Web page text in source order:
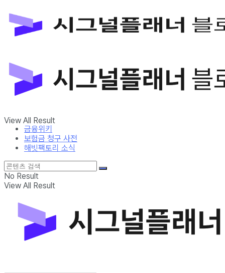
보험금 청구 사전
해빗팩토리 소식
View All Result
금융위키
보험금 청구 사전
해빗팩토리 소식
No Result
View All Result